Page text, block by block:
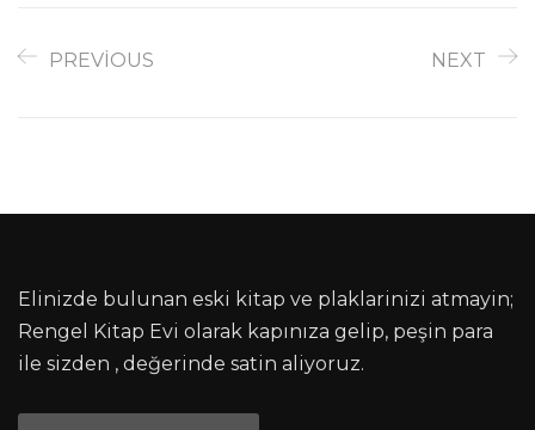
PREVIOUS NEXT
Elinizde bulunan eski kitap ve plaklarinizi atmayin;
Rengel Kitap Evi olarak kapınıza gelip, peşin para
ile sizden , değerinde satin aliyoruz.